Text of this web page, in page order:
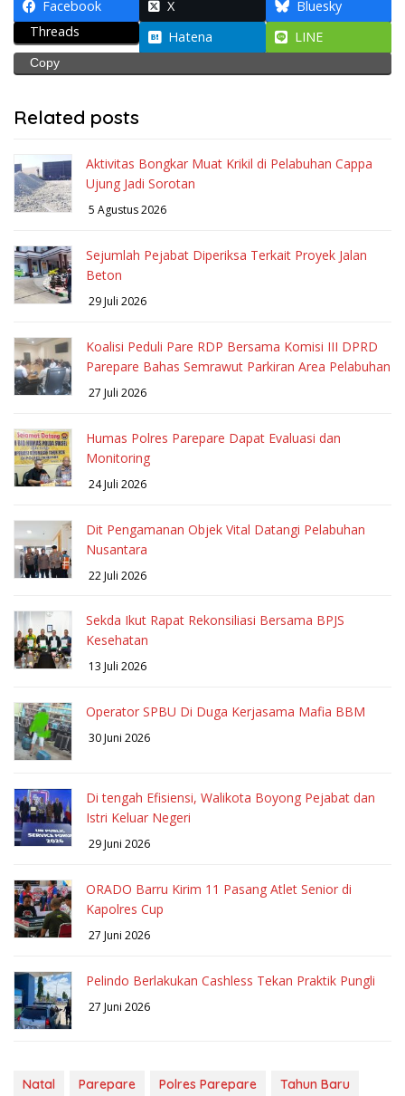
Facebook X
Bluesky
Threads
Hatena LINE
Copy
Related posts
Aktivitas Bongkar Muat Krikil di Pelabuhan Cappa
Ujung Jadi Sorotan
5 Agustus 2026
Sejumlah Pejabat Diperiksa Terkait Proyek Jalan
Beton
29 Juli 2026
Koalisi Peduli Pare RDP Bersama Komisi III DPRD
Parepare Bahas Semrawut Parkiran Area Pelabuhan
27 Juli 2026
Humas Polres Parepare Dapat Evaluasi dan
Monitoring
24 Juli 2026
Dit Pengamanan Objek Vital Datangi Pelabuhan
Nusantara
22 Juli 2026
Sekda Ikut Rapat Rekonsiliasi Bersama BPJS
Kesehatan
13 Juli 2026
Operator SPBU Di Duga Kerjasama Mafia BBM
30 Juni 2026
Di tengah Efisiensi, Walikota Boyong Pejabat dan
Istri Keluar Negeri
29 Juni 2026
ORADO Barru Kirim 11 Pasang Atlet Senior di
Kapolres Cup
27 Juni 2026
Pelindo Berlakukan Cashless Tekan Praktik Pungli
27 Juni 2026
Natal Parepare Polres Parepare Tahun Baru